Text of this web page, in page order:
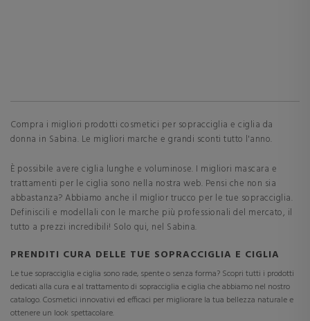
Compra i migliori prodotti cosmetici per sopracciglia e ciglia da
donna in Sabina. Le migliori marche e grandi sconti tutto l'anno.
È possibile avere ciglia lunghe e voluminose. I migliori mascara e
trattamenti per le ciglia sono nella nostra web. Pensi che non sia
abbastanza? Abbiamo anche il miglior trucco per le tue sopracciglia.
Definiscili e modellali con le marche più professionali del mercato, il
tutto a prezzi incredibili! Solo qui, nel Sabina.
PRENDITI CURA DELLE TUE SOPRACCIGLIA E CIGLIA
Le tue sopracciglia e ciglia sono rade, spente o senza forma? Scopri tutti i prodotti
dedicati alla cura e al trattamento di sopracciglia e ciglia che abbiamo nel nostro
catalogo. Cosmetici innovativi ed efficaci per migliorare la tua bellezza naturale e
ottenere un look spettacolare.